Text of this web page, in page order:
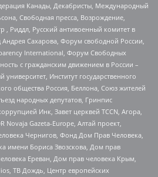
Канады, Декабристы, Международный
Свободная пресса, Возрождение,
, Риддл, Русский антивоенный комитет в
Сахарова, Форум свободной России,
International, Форум Свободных
с гражданским движением в России –
Институт государственного
общества Россия, Беллона, Союз жителей
народных депутатов, Гринпис
Инк, Завет церквей TCCN, Агора,
Gazeta-Europe, Алтай проект,
Чернигов, Фонд Дом Прав Человека,
имени Бориса Звозскова, Дом прав
Ереван, Дом прав человека Крым,
ТВ Дождь, Центр европейских